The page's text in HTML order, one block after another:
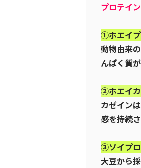
プロテイ
①ホエイプ
動物由来
んぱく質
②ホエイカ
カゼイン
感を持続
③ソイプロ
大豆から